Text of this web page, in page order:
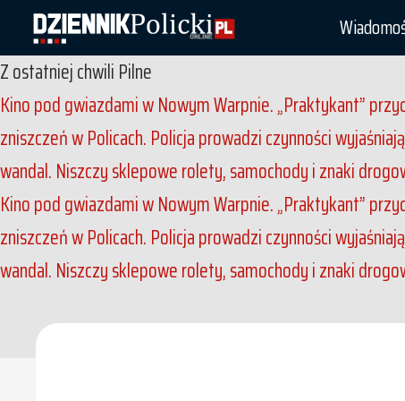
Z ostatniej chwili Pilne
Kino pod gwiazdami w Nowym Warpnie. „Praktykant”
zniszczeń w Policach. Policja prowadzi czynności
wandal. Niszczy sklepowe rolety, samochody i znaki
Kino pod gwiazdami w Nowym Warpnie. „Praktykant”
zniszczeń w Policach. Policja prowadzi czynności
wandal. Niszczy sklepowe rolety, samochody i znaki